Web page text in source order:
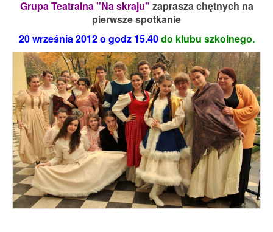
Grupa Teatralna "Na skraju" zaprasza chętnych na
pierwsze spotkanie
20 września 2012 o godz 15.40do klubu szkolnego.